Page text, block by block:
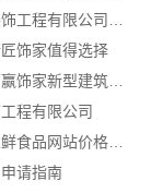
饰家值得选择
万赢饰家旧房焕新吊顶设计，海南万赢饰家新型建筑材料有限公司
程有限公司
湖北省惠物电子商务有限公司最新生鲜食品网站价格介绍
请指南